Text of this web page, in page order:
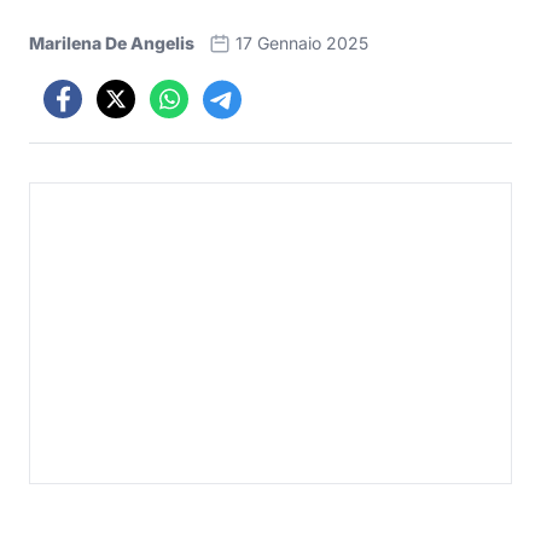
Marilena De Angelis 17 Gennaio 2025